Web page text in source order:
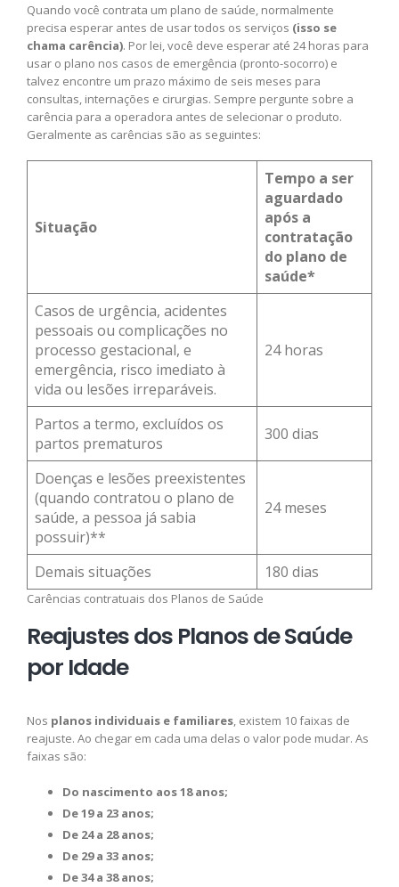
Quando você contrata um plano de saúde, normalmente
precisa esperar antes de usar todos os serviços (isso se
chama carência). Por lei, você deve esperar até 24 horas para
usar o plano nos casos de emergência (pronto-socorro) e
talvez encontre um prazo máximo de seis meses para
consultas, internações e cirurgias. Sempre pergunte sobre a
carência para a operadora antes de selecionar o produto.
Geralmente as carências são as seguintes:
Situação
Tempo a ser
aguardado
após a
contratação
do plano de
saúde*
Casos de urgência, acidentes
pessoais ou complicações no
processo gestacional, e
emergência, risco imediato à
vida ou lesões irreparáveis.
24 horas
Partos a termo, excluídos os
partos prematuros
300 dias
Doenças e lesões preexistentes
(quando contratou o plano de
saúde, a pessoa já sabia
possuir)**
24 meses
Demais situações 180 dias
Carências contratuais dos Planos de Saúde
Reajustes dos Planos de Saúde
por Idade
Nos planos individuais e familiares, existem 10 faixas de
reajuste. Ao chegar em cada uma delas o valor pode mudar. As
faixas são:
Do nascimento aos 18 anos;
De 19 a 23 anos;
De 24 a 28 anos;
De 29 a 33 anos;
De 34 a 38 anos;